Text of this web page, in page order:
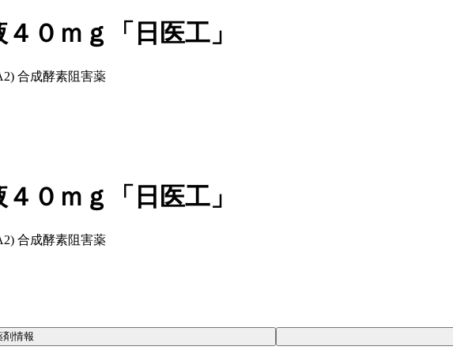
０ｍｇ「日医工」
合成酵素阻害薬
０ｍｇ「日医工」
合成酵素阻害薬
剤情報